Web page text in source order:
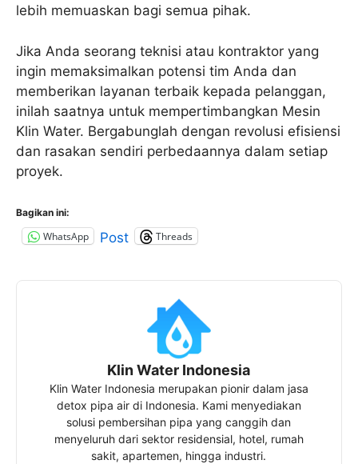
lebih memuaskan bagi semua pihak.
Jika Anda seorang teknisi atau kontraktor yang
ingin memaksimalkan potensi tim Anda dan
memberikan layanan terbaik kepada pelanggan,
inilah saatnya untuk mempertimbangkan Mesin
Klin Water. Bergabunglah dengan revolusi efisiensi
dan rasakan sendiri perbedaannya dalam setiap
proyek.
Bagikan ini:
WhatsApp Post Threads
Klin Water Indonesia
Klin Water Indonesia merupakan pionir dalam jasa
detox pipa air di Indonesia. Kami menyediakan
solusi pembersihan pipa yang canggih dan
menyeluruh dari sektor residensial, hotel, rumah
sakit, apartemen, hingga industri.